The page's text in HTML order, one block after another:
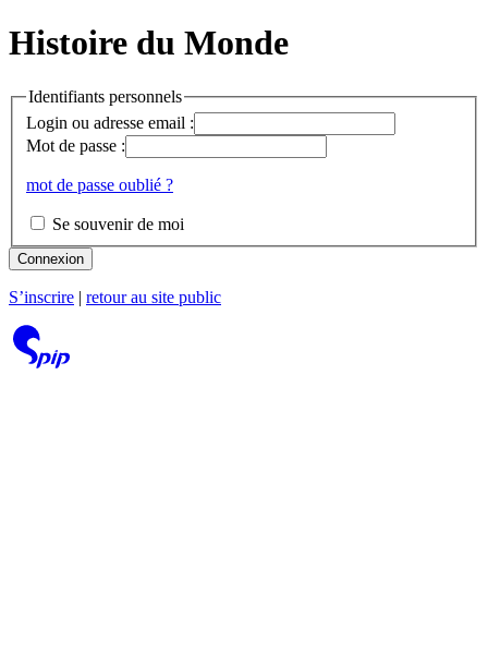
Histoire du Monde
Identifiants personnels
Login ou adresse email :
Mot de passe :
mot de passe oublié ?
Se souvenir de moi
Connexion
S’inscrire retour au site public